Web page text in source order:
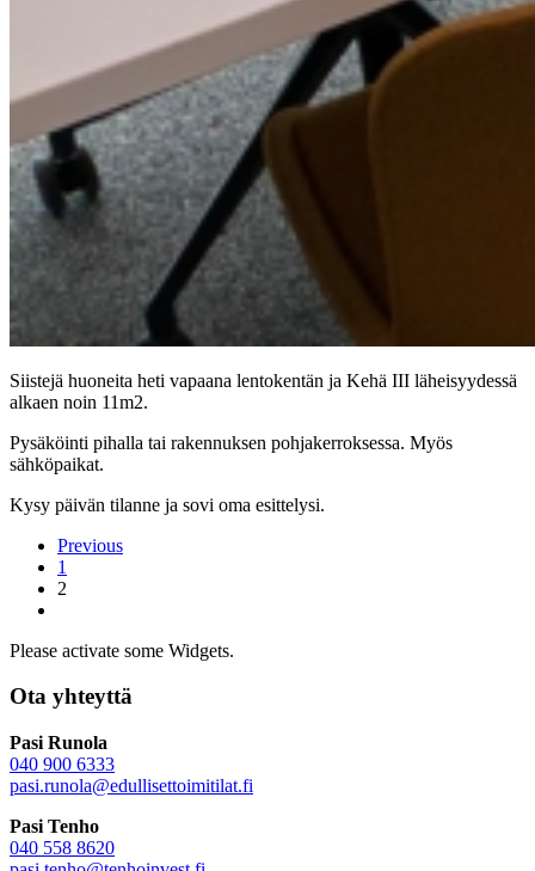
Siistejä huoneita heti vapaana lentokentän ja Kehä III läheisyydessä
alkaen noin 11m2.
Pysäköinti pihalla tai rakennuksen pohjakerroksessa. Myös
sähköpaikat.
Kysy päivän tilanne ja sovi oma esittelysi.
Previous
1
2
Please activate some Widgets.
Ota yhteyttä
Pasi Runola
040 900 6333
pasi.runola@edullisettoimitilat.fi
Pasi Tenho
040 558 8620